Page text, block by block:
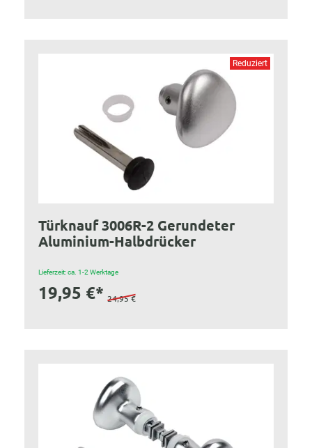
Reduziert
Türknauf 3006R-2 Gerundeter
Aluminium-Halbdrücker
Lieferzeit: ca. 1-2 Werktage
19,95 €* 24,95 €